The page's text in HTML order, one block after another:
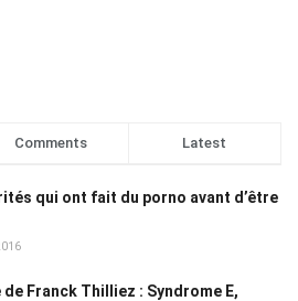
Comments Latest
qui ont fait du porno avant d’être
Franck Thilliez : Syndrome E,